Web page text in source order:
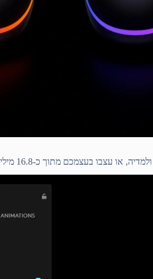
כ-16.8 מיליון צבעים להתאמה אישית מלאה.